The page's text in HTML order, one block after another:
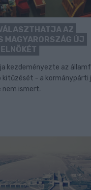
AZ
MAGYARORSZÁG ÚJ
kezdeményezte az
kitűzését - a kormánypárti
nem ismert.